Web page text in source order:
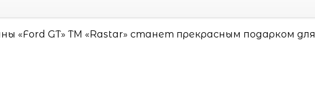
«Ford GT» ТМ «Rastar» станет прекрасным подарком для